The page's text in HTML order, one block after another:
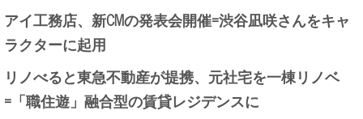
アイ工務店、新CMの発表会開催=渋谷凪咲さんをキャ
ラクターに起用
リノべると東急不動産が提携、元社宅を一棟リノベ
=「職住遊」融合型の賃貸レジデンスに